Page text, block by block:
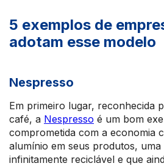
5 exemplos de
adotam esse modelo
Nespresso
Em primeiro lugar, reconhecida
café, a Nespresso é um bom
comprometida com a economia
alumínio em seus produtos,
infinitamente reciclável e que